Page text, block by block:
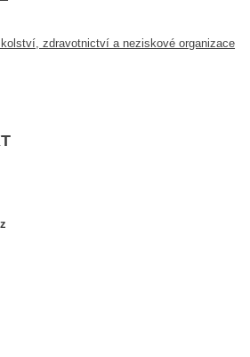
zdravotnictví a neziskové organizace